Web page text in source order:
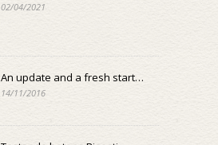
02/04/2021
An update and a fresh start…
14/11/2016